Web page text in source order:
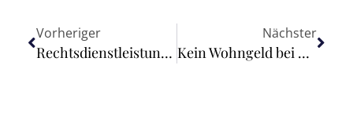
Vorheriger
Rechtsdienstleistungsaufsicht soll zentralisiert werden
Nächster
Kein Wohngeld bei überlanger Studiendauer